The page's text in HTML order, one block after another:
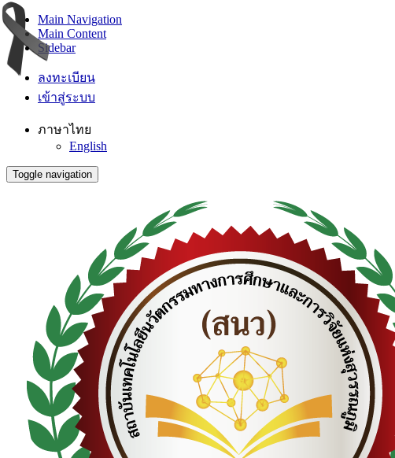
Main Navigation
Main Content
Sidebar
ลงทะเบียน
เข้าสู่ระบบ
ภาษาไทย
English
Toggle navigation